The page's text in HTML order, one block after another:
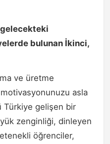
bulunan İkinci,
ve üretme
asla
Türkiye gelişen bir
zenginliği, dinleyen
öğrenciler,